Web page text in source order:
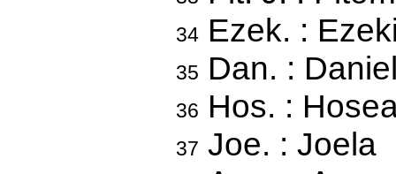
34Ezek. :
35 Dan. :
36 Hos. :
37 Joe. : Joela